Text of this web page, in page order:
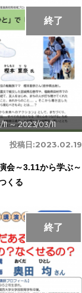
～ 2023/03/11
終了
投稿日:2023.02.19
会～3.11から学ぶ～
くる
終了